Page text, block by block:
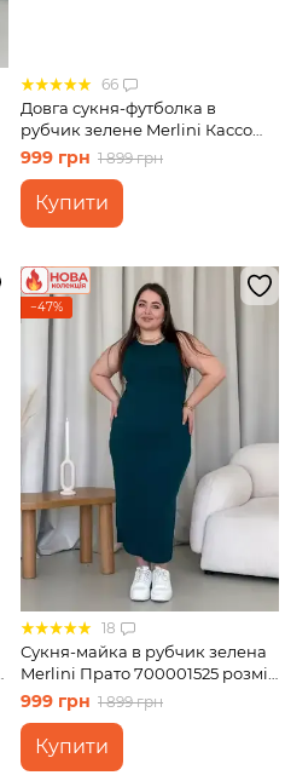
66
Довга сукня-футболка в
рубчик зелене Merlini Кассо
700000132 розмір 54-56 (4XL-
999 грн 1 899 грн
Купити
−47%
18
Сукня-майка в рубчик зелена
Merlini Прато 700001525 розмір
4XL-5XL
999 грн 1 899 грн
Купити